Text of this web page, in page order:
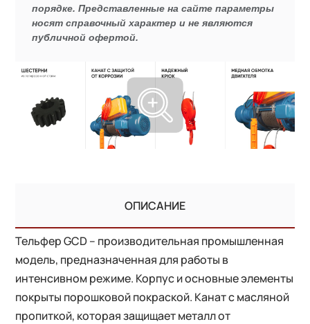
порядке. Представленные на сайте параметры
носят справочный характер и не являются
публичной офертой.
ОПИСАНИЕ
Тельфер GCD – производительная промышленная
модель, предназначенная для работы в
интенсивном режиме. Корпус и основные элементы
покрыты порошковой покраской. Канат с масляной
пропиткой, которая защищает металл от